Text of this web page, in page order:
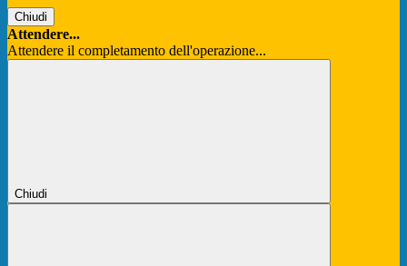
Chiudi
Attendere...
Attendere il completamento dell'operazione...
Chiudi